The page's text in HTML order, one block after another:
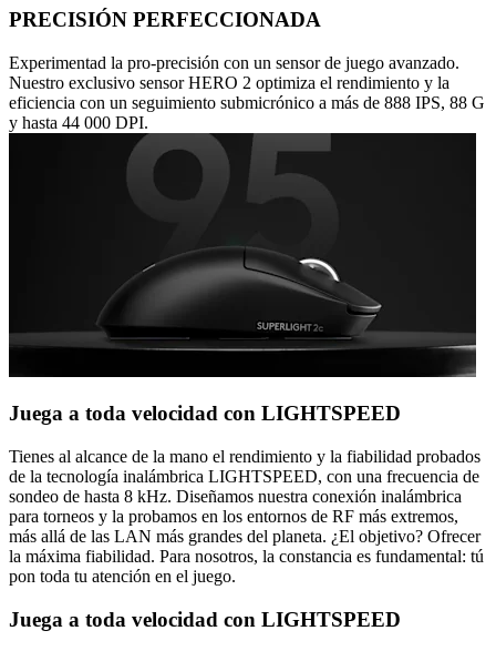
PRECISIÓN PERFECCIONADA
Experimentad la pro-precisión con un sensor de juego avanzado.
Nuestro exclusivo sensor HERO 2 optimiza el rendimiento y la
eficiencia con un seguimiento submicrónico a más de 888 IPS, 88 G
y hasta 44 000 DPI.
Juega a toda velocidad con LIGHTSPEED
Tienes al alcance de la mano el rendimiento y la fiabilidad probados
de la tecnología inalámbrica LIGHTSPEED, con una frecuencia de
sondeo de hasta 8 kHz. Diseñamos nuestra conexión inalámbrica
para torneos y la probamos en los entornos de RF más extremos,
más allá de las LAN más grandes del planeta. ¿El objetivo? Ofrecer
la máxima fiabilidad. Para nosotros, la constancia es fundamental: tú
pon toda tu atención en el juego.
Juega a toda velocidad con LIGHTSPEED